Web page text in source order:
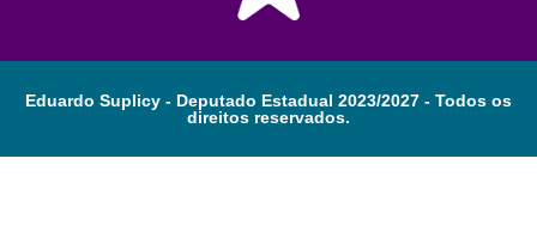
Eduardo Suplicy - Deputado Estadual 2023/2027 - Todos os
direitos reservados.